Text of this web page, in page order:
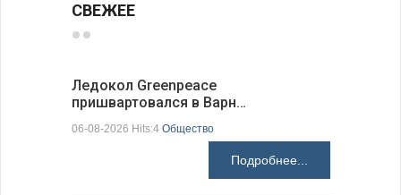
СВЕЖЕЕ
Ледокол Greenpeace
пришвартовался в Варн…
06-08-2026 Hits:4 Общество
Подробнее...